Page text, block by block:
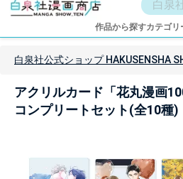
作品から探すカテゴリ
白泉社公式ショップ HAKUSENSHA
アクリルカード「花丸漫画
コンプリートセット(全10種)